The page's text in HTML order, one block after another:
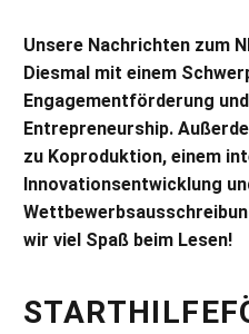
Unsere Nachrichten zum
Diesmal mit einem
Engagementförderung
Entrepreneurship.
zu Koproduktion, einem
Innovationsentwicklung
wir viel Spaß beim Lesen!